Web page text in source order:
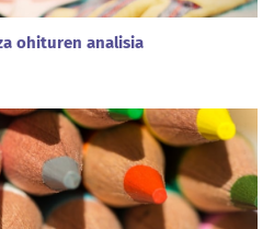
ohituren analisia